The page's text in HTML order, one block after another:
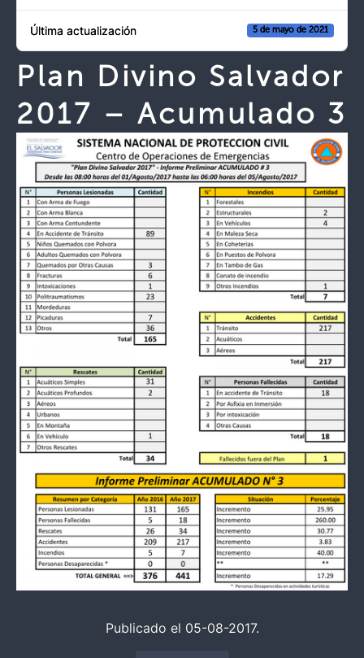
Última actualización 5 de mayo de 2021
Plan Divino Salvador
2017 – Acumulado 3
Publicado el 05-08-2017.